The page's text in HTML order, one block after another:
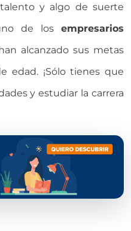
y algo de suerte
de los empresarios
alcanzado sus metas
edad. ¡Sólo tienes que
y estudiar la carrera